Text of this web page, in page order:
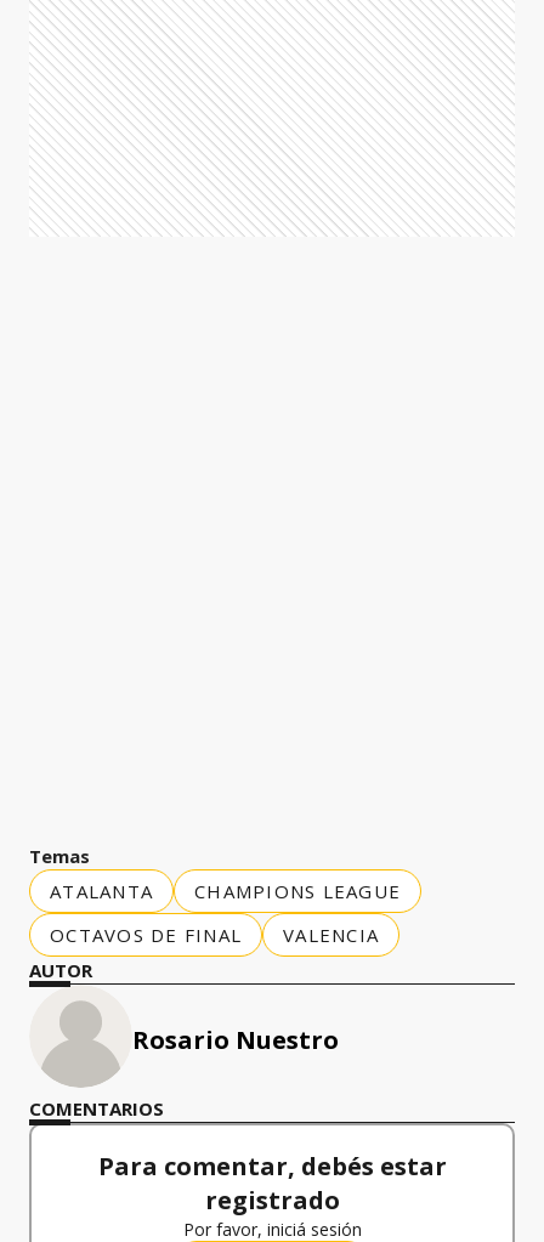
Temas
ATALANTA
CHAMPIONS LEAGUE
OCTAVOS DE FINAL
VALENCIA
AUTOR
Rosario Nuestro
COMENTARIOS
Para comentar, debés estar
registrado
Por favor, iniciá sesión